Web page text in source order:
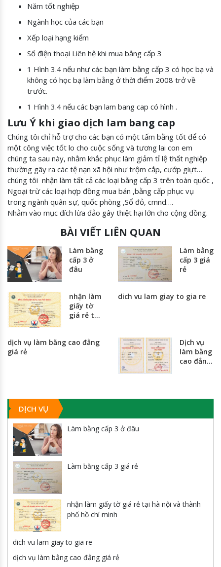
Năm tốt nghiệp
Ngành học của các bạn
Xếp loại hạng kiểm
Số điện thoại Liên hệ khi mua bằng cấp 3
1 Hình 3.4 nếu như các bạn làm bằng cấp 3 có học bạ và
không có học bạ làm bằng ở thời điểm 2008 trở về
trước.
1 Hình 3.4 nếu các bạn lam bang cap có hình .
Lưu Ý khi giao dịch lam bang cap
Chúng tôi chỉ hỗ trợ cho các bạn có một tấm bằng tốt để có
một công việc tốt lo cho cuộc sống và tương lai con em
chúng ta sau này, nhằm khắc phục làm giảm tỉ lệ thất nghiệp
thường gây ra các tệ nạn xã hội như trộm cắp, cướp giựt…
chúng tôi nhận làm tất cả các loại bằng cấp 3 trên toàn quốc ,
Ngoại trừ các loại hợp đồng mua bán ,bằng cấp phục vụ
trong ngành quân sự, quốc phòng ,Sổ đỏ, cmnd….
Nhằm vào mục đích lừa đảo gây thiệt hại lớn cho cộng đồng.
BÀI VIẾT LIÊN QUAN
Làm bằng
cấp 3 ở
đâu
Làm bằng
cấp 3 giá
rẻ
nhận làm
giấy tờ
giá rẻ tại
phố hồ
dich vu lam giay to gia re
dịch vụ làm bằng cao đẳng
giá rẻ
Dịch vụ
làm bằng
cao đẳng
quốc
DỊCH VỤ
Làm bằng cấp 3 ở đâu
Làm bằng cấp 3 giá rẻ
nhận làm giấy tờ giá rẻ tại hà nội và thành
phố hồ chí minh
dich vu lam giay to gia re
dịch vụ làm bằng cao đẳng giá rẻ